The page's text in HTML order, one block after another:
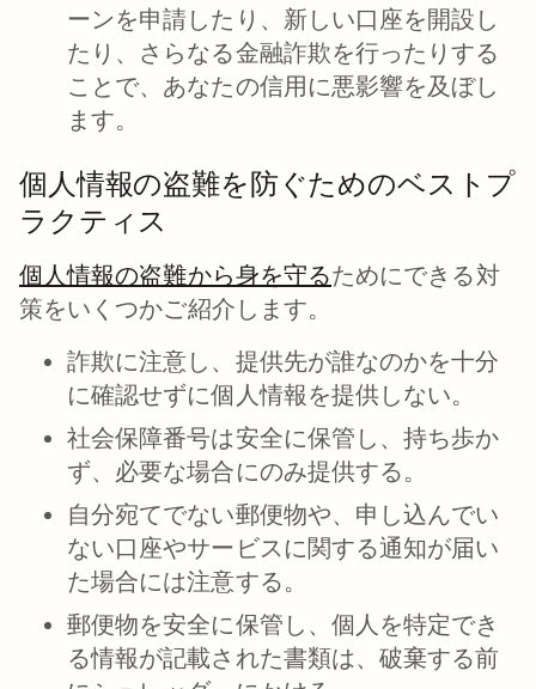
ーンを申請したり、新しい口座を開設し
たり、さらなる金融詐欺を行ったりする
ことで、あなたの信用に悪影響を及ぼし
ます。
個人情報の盗難を防ぐためのベストプ
ラクティス
個人情報の盗難から身を守る新しいタブで開く
ためにできる対
策をいくつかご紹介します。
詐欺に注意し、提供先が誰なのかを十分
に確認せずに個人情報を提供しない。
社会保障番号は安全に保管し、持ち歩か
ず、必要な場合にのみ提供する。
自分宛てでない郵便物や、申し込んでい
ない口座やサービスに関する通知が届い
た場合には注意する。
郵便物を安全に保管し、個人を特定でき
る情報が記載された書類は、破棄する前